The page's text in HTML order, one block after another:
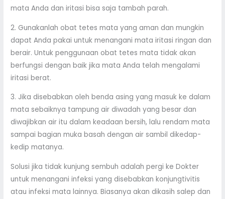
mata Anda dan iritasi bisa saja tambah parah.
2. Gunakanlah obat tetes mata yang aman dan mungkin
dapat Anda pakai untuk menangani mata iritasi ringan dan
berair. Untuk penggunaan obat tetes mata tidak akan
berfungsi dengan baik jika mata Anda telah mengalami
iritasi berat.
3. Jika disebabkan oleh benda asing yang masuk ke dalam
mata sebaiknya tampung air diwadah yang besar dan
diwajibkan air itu dalam keadaan bersih, lalu rendam mata
sampai bagian muka basah dengan air sambil dikedap-
kedip matanya.
Solusi jika tidak kunjung sembuh adalah pergi ke Dokter
untuk menangani infeksi yang disebabkan konjungtivitis
atau infeksi mata lainnya. Biasanya akan dikasih salep dan